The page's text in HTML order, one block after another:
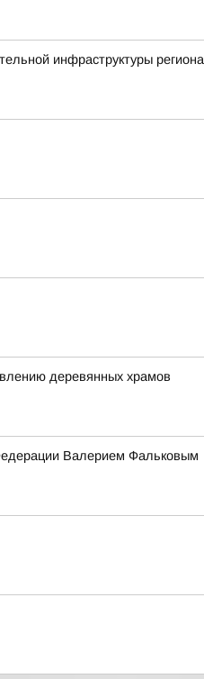
инфраструктуры региона
деревянных храмов
Валерием Фальковым